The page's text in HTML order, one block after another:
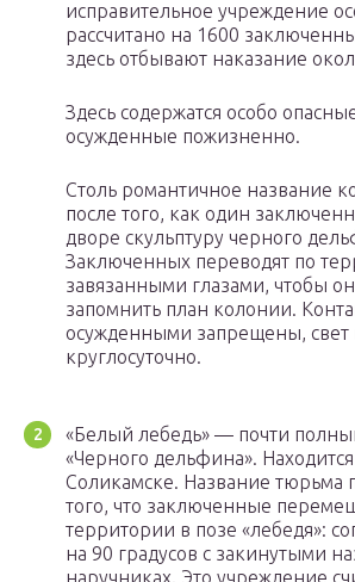
исправительное учреждение
рассчитано на 1600
здесь отбывают наказание
Здесь содержатся особо
осужденные пожизненно.
Столь романтичное название
после того, как один
дворе скульптуру черного
Заключенных переводят по
завязанными глазами, чтобы
запомнить план колонии.
осужденными запрещены, свет
круглосуточно.
«Белый лебедь» — почти
«Черного дельфина».
Соликамске. Название тюрьма
того, что заключенные
территории в позе «лебедя»:
на 90 градусов с закинутыми
наручниках. Это учреждение